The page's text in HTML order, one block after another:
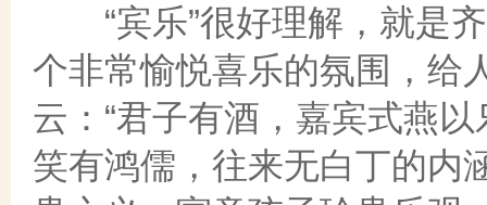
“宾乐”很好理解，就是齐
个非常愉悦喜乐的氛围，给
云：“君子有酒，嘉宾式燕
笑有鸿儒，往来无白丁的内